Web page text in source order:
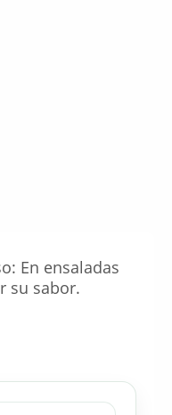
En ensaladas
su sabor.